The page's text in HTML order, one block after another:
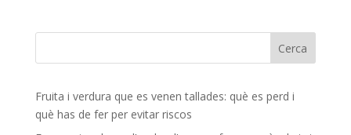
Fruita i verdura que es venen tallades: què es perd i
què has de fer per evitar riscos